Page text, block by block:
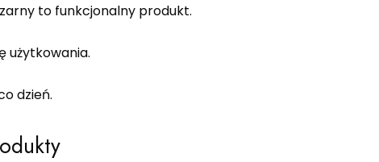
to funkcjonalny produkt.
użytkowania.
dzień.